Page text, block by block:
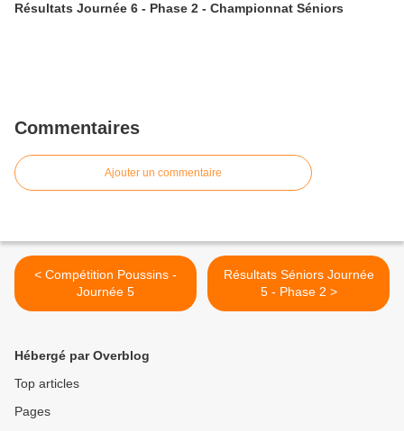
Résultats Journée 6 - Phase 2 - Championnat Séniors
Commentaires
Ajouter un commentaire
< Compétition Poussins -
Journée 5
Résultats Séniors Journée
5 - Phase 2 >
Hébergé par Overblog
Top articles
Pages